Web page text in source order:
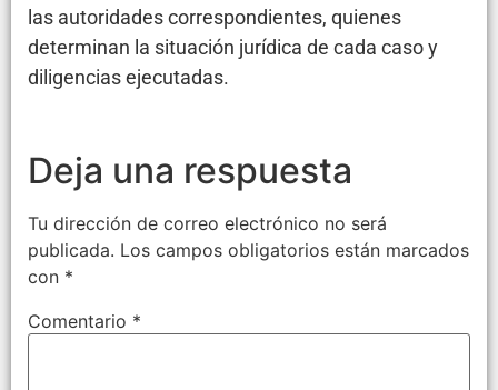
las autoridades correspondientes, quienes
determinan la situación jurídica de cada caso y
diligencias ejecutadas.
Deja una respuesta
Tu dirección de correo electrónico no será
publicada. Los campos obligatorios están marcados
con *
Comentario *